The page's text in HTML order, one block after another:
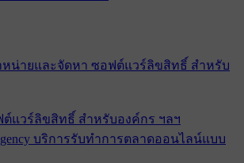
แวร์ลิขสิทธิ์ สำหรับองค์กร ฯลฯ